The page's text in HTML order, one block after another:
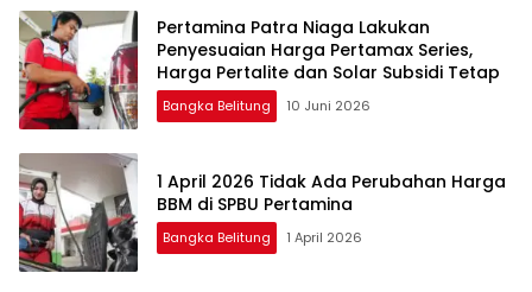
Pertamina Patra Niaga Lakukan
Penyesuaian Harga Pertamax Series,
Harga Pertalite dan Solar Subsidi Tetap
Bangka Belitung 10 Juni 2026
1 April 2026 Tidak Ada Perubahan Harga
BBM di SPBU Pertamina
Bangka Belitung 1 April 2026